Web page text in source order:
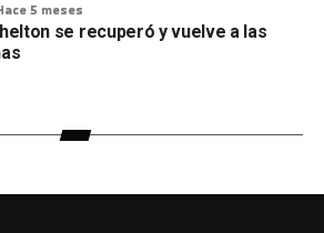
5 meses
se recuperó y vuelve a las